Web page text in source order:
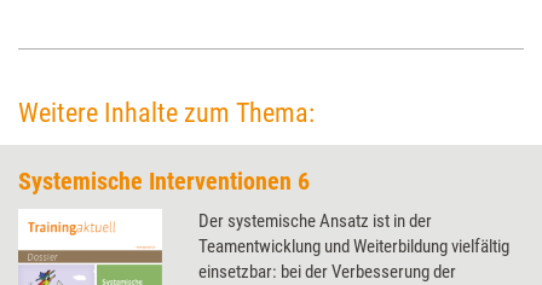
Weitere Inhalte zum Thema:
Systemische Interventionen 6
Der systemische Ansatz ist in der
Teamentwicklung und Weiterbildung vielfältig
einsetzbar: bei der Verbesserung der